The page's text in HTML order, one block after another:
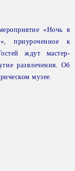
«Ночь в
приуроченное к
ждут мастер-
развлечения. Об
музее.